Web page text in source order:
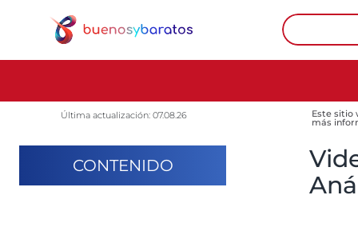
Última actualización: 07.08.26 Este sitio
más
CONTENIDO